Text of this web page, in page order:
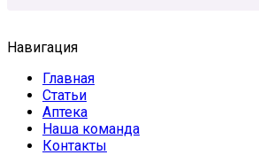
Навигация
Главная
Статьи
Аптека
Наша команда
Контакты